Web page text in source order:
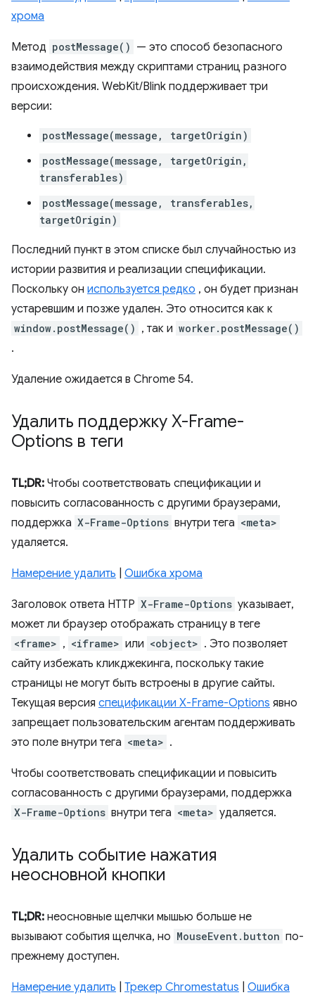
хрома
Метод postMessage() — это способ безопасного
взаимодействия между скриптами страниц разного
происхождения. WebKit/Blink поддерживает три
версии:
postMessage(message, targetOrigin)
postMessage(message, targetOrigin,
transferables)
postMessage(message, transferables,
targetOrigin)
Последний пункт в этом списке был случайностью из
истории развития и реализации спецификации.
Поскольку он используется редко , он будет признан
устаревшим и позже удален. Это относится как к
window.postMessage() , так и worker.postMessage()
.
Удаление ожидается в Chrome 54.
Удалить поддержку X-Frame-
Options в теги
TL;DR: Чтобы соответствовать спецификации и
повысить согласованность с другими браузерами,
поддержка X-Frame-Options внутри тега <meta>
удаляется.
Намерение удалить Ошибка хрома
Заголовок ответа HTTP X-Frame-Options указывает,
может ли браузер отображать страницу в теге
<frame> , <iframe> или <object> . Это позволяет
сайту избежать кликджекинга, поскольку такие
страницы не могут быть встроены в другие сайты.
Текущая версия спецификации X-Frame-Options явно
запрещает пользовательским агентам поддерживать
это поле внутри тега <meta> .
Чтобы соответствовать спецификации и повысить
согласованность с другими браузерами, поддержка
X-Frame-Options внутри тега <meta> удаляется.
Удалить событие нажатия
неосновной кнопки
TL;DR: неосновные щелчки мышью больше не
вызывают события щелчка, но MouseEvent.button по-
прежнему доступен.
Намерение удалить Трекер Chromestatus
Ошибка